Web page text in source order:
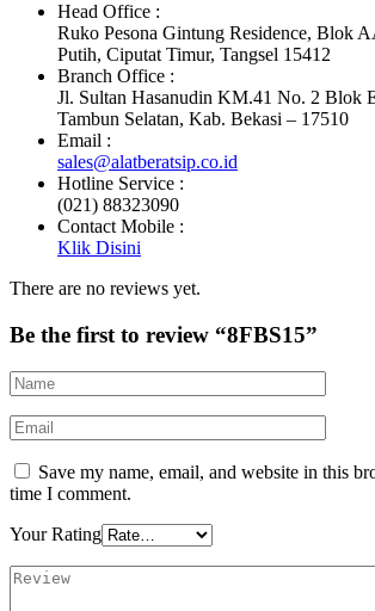
Head Office :
Ruko Pesona Gintung Residence, Blok
Putih, Ciputat Timur, Tangsel 15412
Branch Office :
Jl. Sultan Hasanudin KM.41 No. 2 Blok
Tambun Selatan, Kab. Bekasi – 17510
Email :
sales@alatberatsip.co.id
Hotline Service :
(021) 88323090
Contact Mobile :
Klik Disini
There are no reviews yet.
Be the first to review “8FBS15”
Save my name, email, and website in this
time I comment.
Your Rating